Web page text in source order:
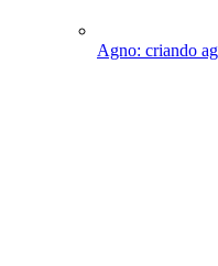
Agno: criando